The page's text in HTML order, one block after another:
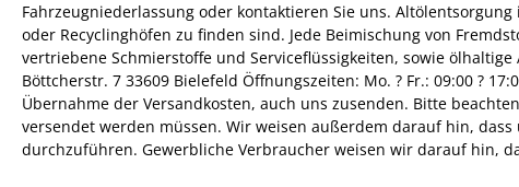
Fahrzeugniederlassung oder kontaktieren Sie uns.
oder Recyclinghöfen zu finden sind. Jede Beimischung von
vertriebene Schmierstoffe und Serviceflüssigkeiten, sowie
Böttcherstr. 7 33609 Bielefeld Öffnungszeiten: Mo. ? Fr.: 09:00 ?
Übernahme der Versandkosten, auch uns zusenden. Bitte
versendet werden müssen. Wir weisen außerdem darauf hin,
durchzuführen. Gewerbliche Verbraucher weisen wir darauf hin,